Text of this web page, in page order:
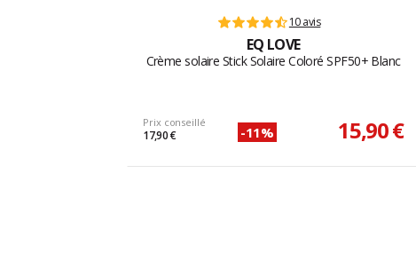
10 avis
EQ LOVE
Crème solaire Stick Solaire Coloré SPF50+ Blanc
Prix conseillé
17,90 € -11% 15,90 €